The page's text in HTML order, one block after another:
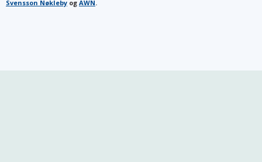
Svensson Nøkleby og AWN.